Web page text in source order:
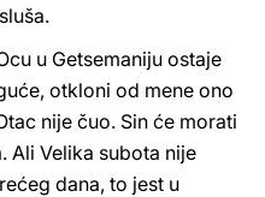
u Getsemaniju ostaje
otkloni od mene ono
nije čuo. Sin će morati
Ali Velika subota nije
dana, to jest u